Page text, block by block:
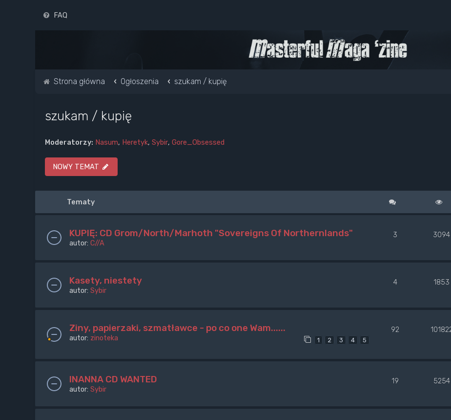
FAQ
Strona główna Ogłoszenia szukam / kupię
szukam / kupię
Moderatorzy: Nasum, Heretyk, Sybir, Gore_Obsessed
NOWY TEMAT
Tematy
KUPIĘ: CD Grom/North/Marhoth "Sovereigns Of Northernlands"
autor: C//A
3 3094
Kasety, niestety
autor: Sybir
4 1853
Ziny, papierzaki, szmatławce - po co one Wam......
autor: zinoteka 1 2 3 4 5
92
INANNA CD WANTED
autor: Sybir
19 5254